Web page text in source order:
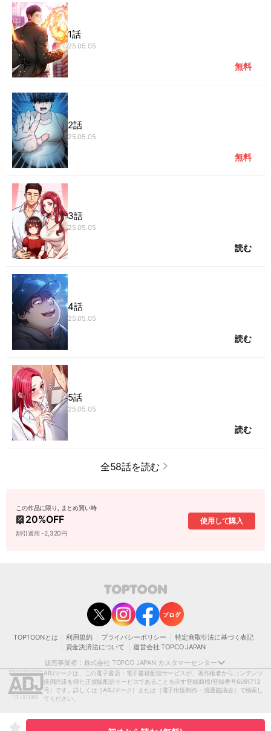
1話
25.05.05
無料
2話
25.05.05
無料
3話
25.05.05
読む
4話
25.05.05
読む
5話
25.05.05
読む
全58話を読む
この作品に限り, まとめ買い時
20%OFF
割引適用 -2,320円
使用して購入
TOPTOONとは 利用規約 プライバシーポリシー
特定商取引法に基づく表記
資金決済法について
運営会社 TOPCO JAPAN
販売事業者：株式会社 TOPCO JAPAN カスタマーセンター
contact@toptoon.jp
カスタマーセンター受付時間 10：30～13：00、14：00～18：30（土・日・祝日は
除く）
営業時間外にいただいたお問い合わせは、翌営業日以降にご対応いたしますことをご
了承ください。
モバイルやパソコンの迷惑メール対策等により、弊社からお送りするメールが正しく
届かない場合がございます。
受信できるよう設定をお願い申し上げます。
@toptoon.jp
著作権者または当社の許諾を得ずにコンテンツの一部または全部を 複製、転載、送
信、放送、配布、貸与、翻訳、変造することは、 著作権侵害となり、著作権法に基づ
ABJマークは、この電子書店・電子書籍配信サービスが、著作権者からコンテンツ
使用許諾を得た正規版配信サービスであることを示す登録商標(登録番号6091713
号）です。詳しくは［ABJマーク］または［電子出版制作・流通協議会］で検索し
てください。